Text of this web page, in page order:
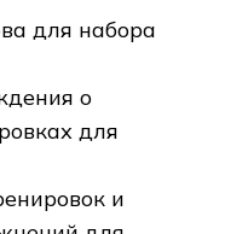
для набора
о
для
и